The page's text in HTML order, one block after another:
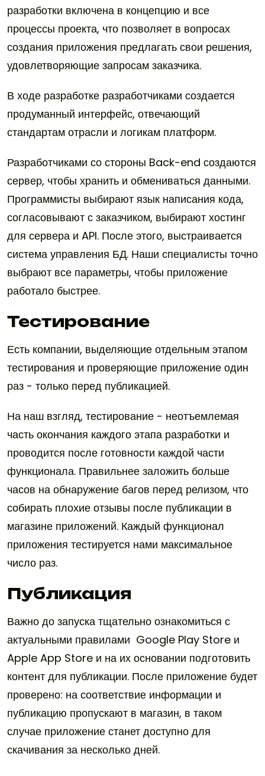
разработки включена в концепцию и все
процессы проекта, что позволяет в вопросах
создания приложения предлагать свои решения,
удовлетворяющие запросам заказчика.
В ходе разработке разработчиками создается
продуманный интерфейс, отвечающий
стандартам отрасли и логикам платформ.
Разработчиками со стороны Back-end создаются
сервер, чтобы хранить и обмениваться данными.
Программисты выбирают язык написания кода,
согласовывают с заказчиком, выбирают хостинг
для сервера и API. После этого, выстраивается
система управления БД. Наши специалисты точно
выбрают все параметры, чтобы приложение
работало быстрее.
Тестирование
Есть компании, выделяющие отдельным этапом
тестирования и проверяющие приложение один
раз - только перед публикацией.
На наш взгляд, тестирование - неотъемлемая
часть окончания каждого этапа разработки и
проводится после готовности каждой части
функционала. Правильнее заложить больше
часов на обнаружение багов перед релизом, что
собирать плохие отзывы после публикации в
магазине приложений. Каждый функционал
приложения тестируется нами максимальное
число раз.
Публикация
Важно до запуска тщательно ознакомиться с
актуальными правилами Google Play Store и
Apple App Store и на их основании подготовить
контент для публикации. После приложение будет
проверено: на соответствие информации и
публикацию пропускают в магазин, в таком
случае приложение станет доступно для
скачивания за несколько дней.